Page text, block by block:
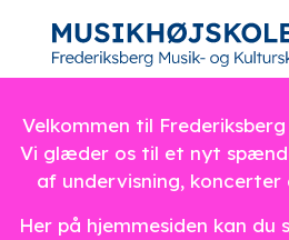
Velkommen til
Vi glæder os til et nyt
af undervisning, koncerter
Her på hjemmesiden kan du